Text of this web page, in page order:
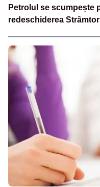
Petrolul se scumpește
redeschiderea